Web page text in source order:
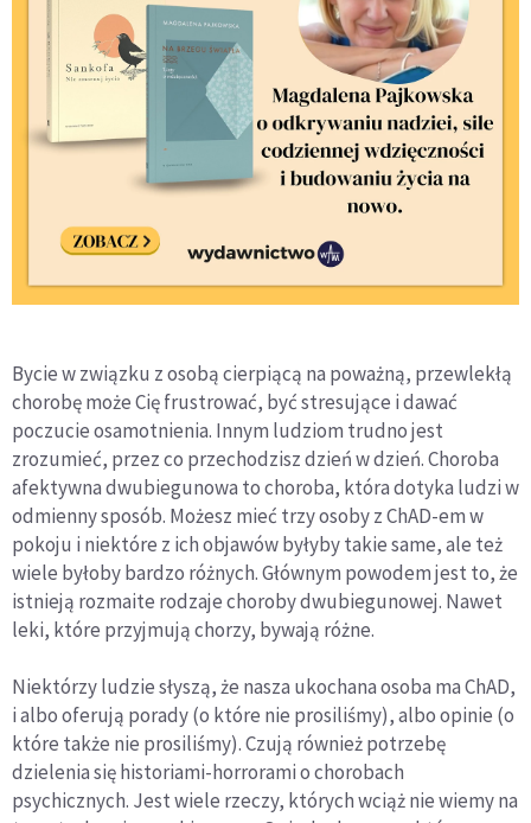
Bycie w związku z osobą cierpiącą na poważną, przewlekłą
chorobę może Cię frustrować, być stresujące i dawać
poczucie osamotnienia. Innym ludziom trudno jest
zrozumieć, przez co przechodzisz dzień w dzień. Choroba
afektywna dwubiegunowa to choroba, która dotyka ludzi w
odmienny sposób. Możesz mieć trzy osoby z ChAD-em w
pokoju i niektóre z ich objawów byłyby takie same, ale też
wiele byłoby bardzo różnych. Głównym powodem jest to, że
istnieją rozmaite rodzaje choroby dwubiegunowej. Nawet
leki, które przyjmują chorzy, bywają różne.
Niektórzy ludzie słyszą, że nasza ukochana osoba ma ChAD,
i albo oferują porady (o które nie prosiliśmy), albo opinie (o
które także nie prosiliśmy). Czują również potrzebę
dzielenia się historiami-horrorami o chorobach
psychicznych. Jest wiele rzeczy, których wciąż nie wiemy na